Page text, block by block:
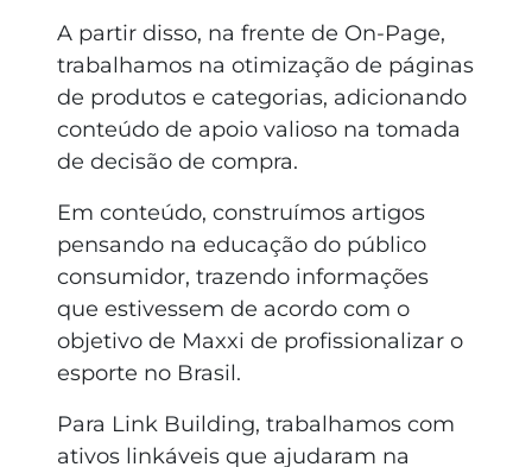
A partir disso, na frente de On-Page,
trabalhamos na otimização de páginas
de produtos e categorias, adicionando
conteúdo de apoio valioso na tomada
de decisão de compra.
Em conteúdo, construímos artigos
pensando na educação do público
consumidor, trazendo informações
que estivessem de acordo com o
objetivo de Maxxi de profissionalizar o
esporte no Brasil.
Para Link Building, trabalhamos com
ativos linkáveis que ajudaram na